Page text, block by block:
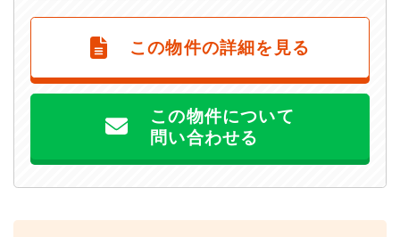
この物件の詳細を見る
この物件について
問い合わせる